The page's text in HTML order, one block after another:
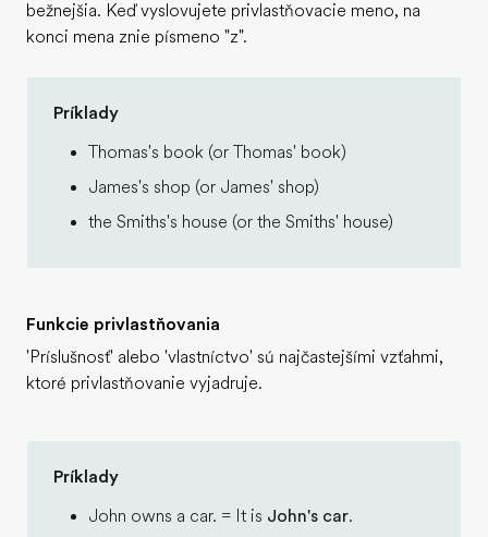
bežnejšia. Keď vyslovujete privlastňovacie meno, na
konci mena znie písmeno "z".
Príklady
Thomas's book (or Thomas' book)
James's shop (or James' shop)
the Smiths's house (or the Smiths' house)
Funkcie privlastňovania
'Príslušnosť' alebo 'vlastníctvo' sú najčastejšími vzťahmi,
ktoré privlastňovanie vyjadruje.
Príklady
John owns a car. = It is John's car.